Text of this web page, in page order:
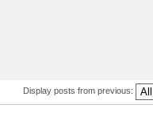
Display posts from previous: